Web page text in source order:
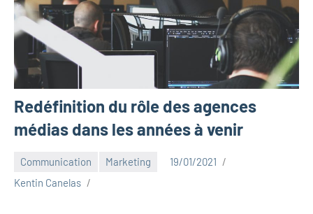
Redéfinition du rôle des agences
médias dans les années à venir
Communication Marketing
19/01/2021
Kentin Canelas